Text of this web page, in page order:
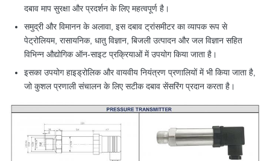
दबाव माप सुरक्षा और प्रदर्शन के लिए महत्वपूर्ण है।
समुद्री और विमानन के अलावा, इस दबाव ट्रांसमीटर का व्यापक रूप से
पेट्रोलियम, रासायनिक, धातु विज्ञान, बिजली उत्पादन और जल विज्ञान सहित
विभिन्न औद्योगिक ऑन-साइट प्रक्रियाओं में उपयोग किया जाता है।
इसका उपयोग हाइड्रोलिक और वायवीय नियंत्रण प्रणालियों में भी किया जाता है,
जो कुशल प्रणाली संचालन के लिए सटीक दबाव सेंसरिंग प्रदान करता है।